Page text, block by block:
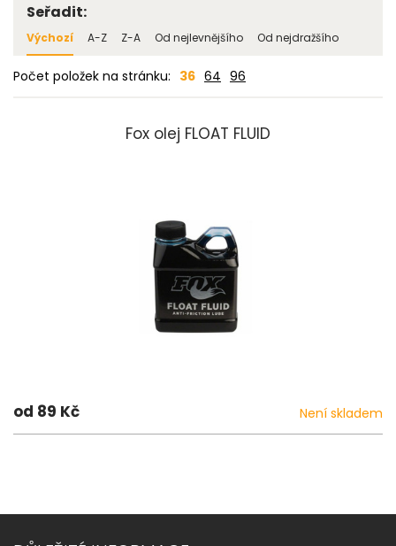
Seřadit:
Výchozí A-Z Z-A Od nejlevnějšího Od nejdražšího
Počet položek na stránku: 36 64 96
Fox olej FLOAT FLUID
od 89 Kč Není skladem